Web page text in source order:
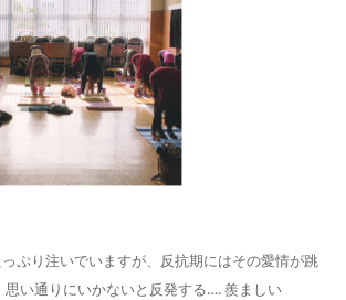
ぷり注いでいますが、反抗期にはその愛情が跳
思い通りにいかないと反発する…. 羨ましい